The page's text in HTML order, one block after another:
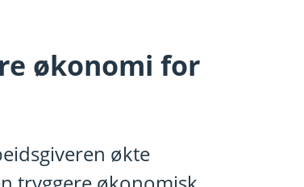
økonomi for
økte